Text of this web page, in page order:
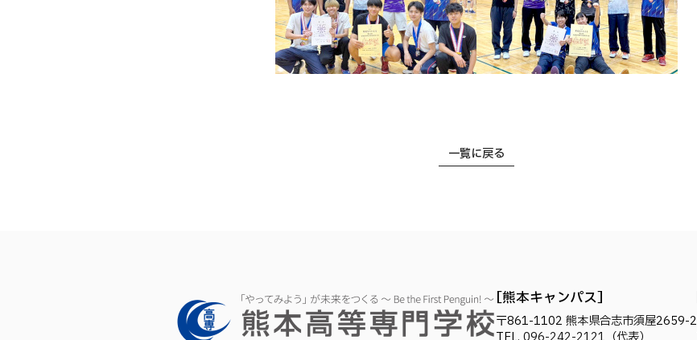
一覧に戻る
熊本キャンパス
〒861-1102 熊本県合志市須屋2659-2